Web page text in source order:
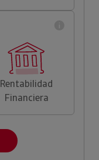
Rentabilidad
Financiera